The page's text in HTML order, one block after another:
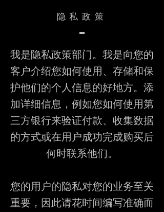
隐私政策
我是隐私政策部门。我是向您的
客户介绍您如何使用、存储和保
护他们的个人信息的好地方。添
加详细信息，例如您如何使用第
三方银行来验证付款、收集数据
的方式或在用户成功完成购买后
何时联系他们。
您的用户的隐私对您的业务至关
重要，因此请花时间编写准确而